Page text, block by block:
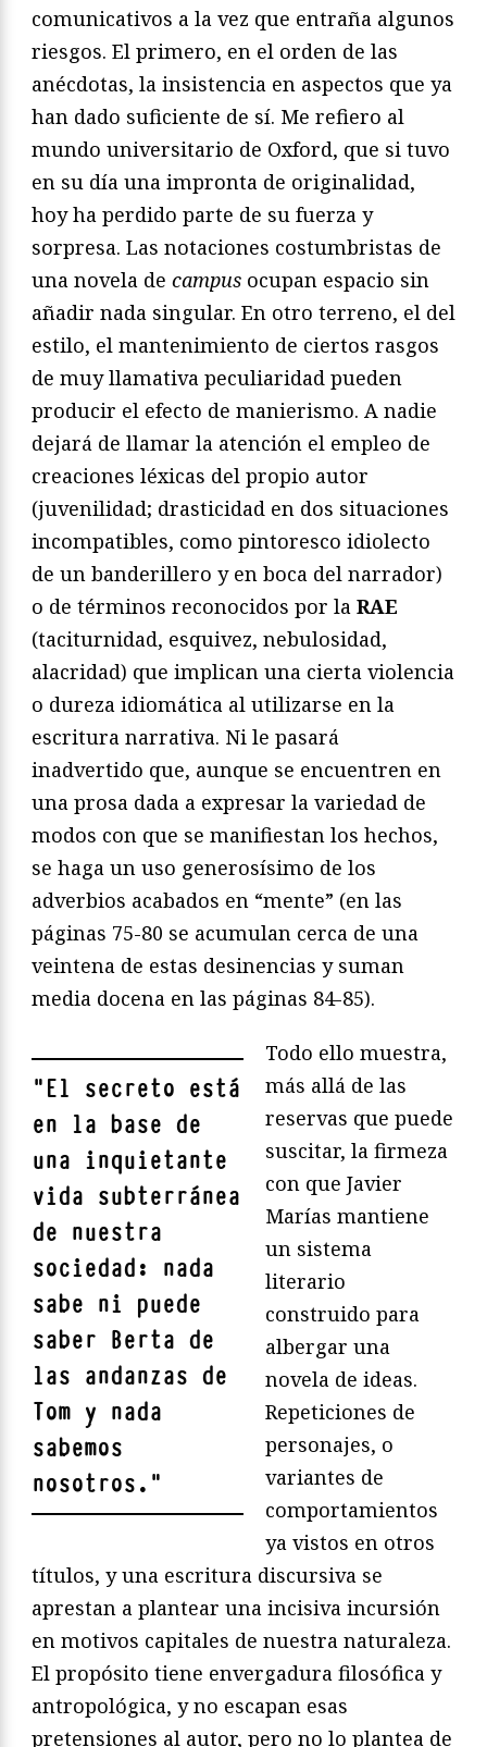
comunicativos a la vez que entraña algunos
riesgos. El primero, en el orden de las
anécdotas, la insistencia en aspectos que ya
han dado suficiente de sí. Me refiero al
mundo universitario de Oxford, que si tuvo
en su día una impronta de originalidad,
hoy ha perdido parte de su fuerza y
sorpresa. Las notaciones costumbristas de
una novela de campus ocupan espacio sin
añadir nada singular. En otro terreno, el del
estilo, el mantenimiento de ciertos rasgos
de muy llamativa peculiaridad pueden
producir el efecto de manierismo. A nadie
dejará de llamar la atención el empleo de
creaciones léxicas del propio autor
(juvenilidad; drasticidad en dos situaciones
incompatibles, como pintoresco idiolecto
de un banderillero y en boca del narrador)
o de términos reconocidos por la RAE
(taciturnidad, esquivez, nebulosidad,
alacridad) que implican una cierta violencia
o dureza idiomática al utilizarse en la
escritura narrativa. Ni le pasará
inadvertido que, aunque se encuentren en
una prosa dada a expresar la variedad de
modos con que se manifiestan los hechos,
se haga un uso generosísimo de los
adverbios acabados en “mente” (en las
páginas 75-80 se acumulan cerca de una
veintena de estas desinencias y suman
media docena en las páginas 84-85).
"El secreto está
en la base de
una inquietante
vida subterránea
de nuestra
sociedad: nada
sabe ni puede
saber Berta de
las andanzas de
Tom y nada
sabemos
nosotros. "
Todo ello muestra,
más allá de las
reservas que puede
suscitar, la firmeza
con que Javier
Marías mantiene
un sistema
literario
construido para
albergar una
novela de ideas.
Repeticiones de
personajes, o
variantes de
comportamientos
ya vistos en otros
títulos, y una escritura discursiva se
aprestan a plantear una incisiva incursión
en motivos capitales de nuestra naturaleza.
El propósito tiene envergadura filosófica y
antropológica, y no escapan esas
pretensiones al autor, pero no lo plantea de